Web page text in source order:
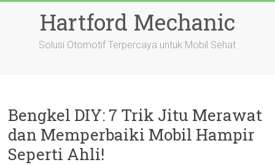
Hartford Mechanic
Solusi Otomotif Terpercaya untuk Mobil Sehat
Bengkel DIY: 7 Trik Jitu Merawat
dan Memperbaiki Mobil Hampir
Seperti Ahli!